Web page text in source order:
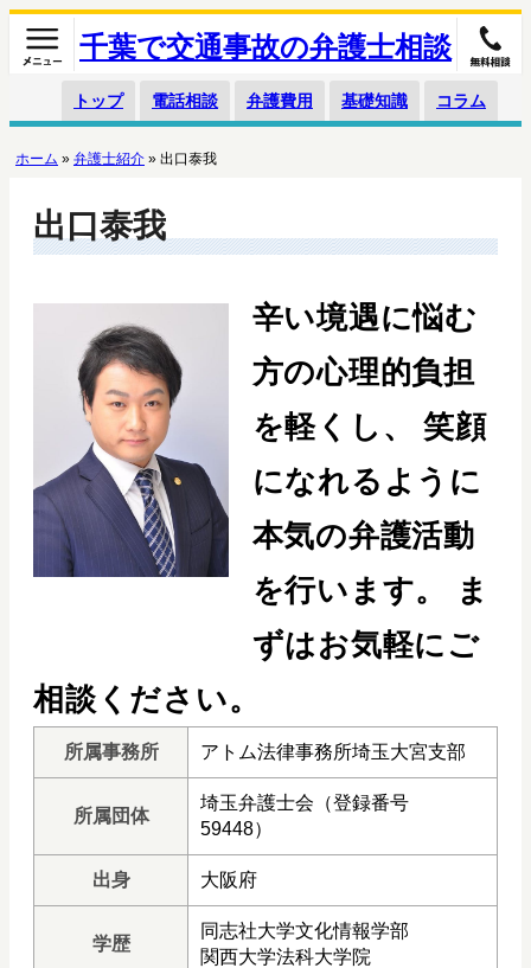
千葉で交通事故の弁護士相談
トップ 電話相談 弁護費用 基礎知識 コラム
ホーム » 弁護士紹介 » 出口泰我
出口泰我
辛い境遇に悩む
方の心理的負担
を軽くし、
笑顔
になれるように
本気の弁護活動
を行います。
ま
ずはお気軽にご
相談ください。
所属事務所 アトム法律事務所埼玉大宮支部
所属団体
埼玉弁護士会（登録番号
59448）
出身 大阪府
学歴
同志社大学文化情報学部
関西大学法科大学院